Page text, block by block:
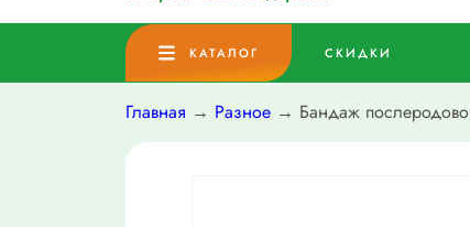
КАТАЛОГ СКИДКИ
Главная → Разное → Бандаж